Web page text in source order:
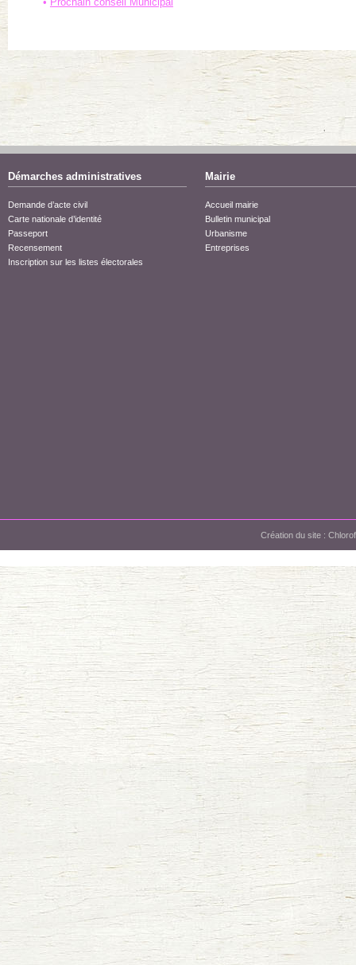
Démarches administratives
Demande d’acte civil
Carte nationale d’identité
Passeport
Recensement
Inscription sur les listes électorales
Mairie
Accueil mairie
Bulletin municipal
Urbanisme
Entreprises
Création du site :